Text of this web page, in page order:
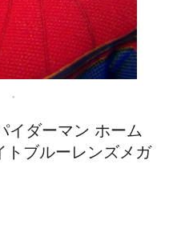
イダーマン ホーム
トブルーレンズメガ